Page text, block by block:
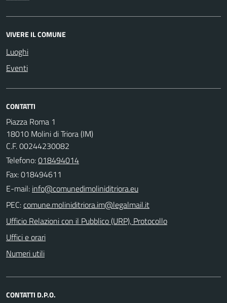
VIVERE IL COMUNE
Luoghi
Eventi
CONTATTI
Piazza Roma 1
18010 Molini di Triora (IM)
C.F. 00244230082
Telefono:018494014
Fax: 018494611
E-mail:
PEC:
Ufficio Relazioni con il Pubblico (URP), Protocollo
Uffici e orari
Numeri utili
CONTATTI D.P.O.